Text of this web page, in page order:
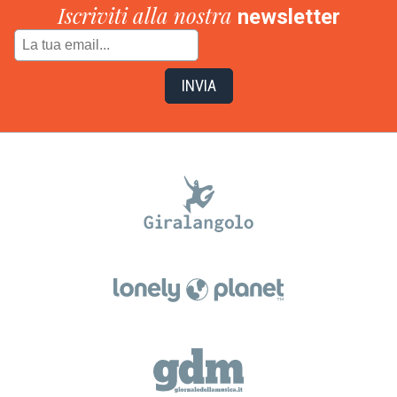
Iscriviti alla nostra newsletter